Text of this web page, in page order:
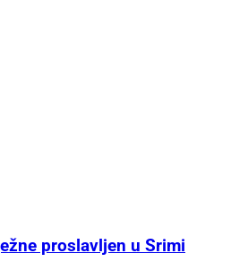
proslavljen u Srimi